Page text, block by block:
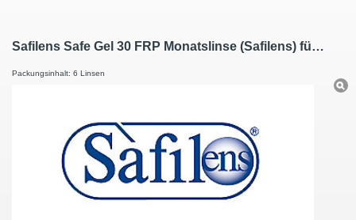
Safilens Safe Gel 30 FRP Monatslinse (Safilens) für hochsensible Augen
Packungsinhalt: 6 Linsen